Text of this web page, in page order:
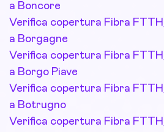
a Boncore
Verifica copertura Fibra
a Borgagne
Verifica copertura Fibra
a Borgo Piave
Verifica copertura Fibra
a Botrugno
Verifica copertura Fibra